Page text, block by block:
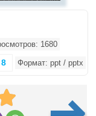
1680
8 Формат: ppt / pptx